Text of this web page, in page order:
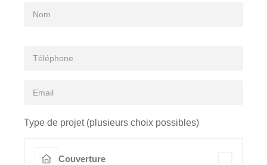
Type de projet (plusieurs choix possibles)
Couverture